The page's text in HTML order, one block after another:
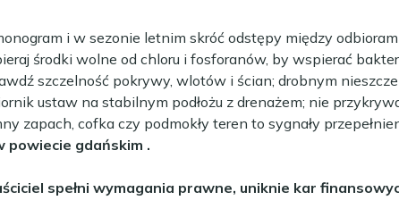
i w sezonie letnim skróć odstępy między
środki wolne od chloru i fosforanów, by wspierać
szczelność pokrywy, wlotów i ścian; drobnym
ustaw na stabilnym podłożu z drenażem; nie
zapach, cofka czy podmokły teren to sygnały
powiecie gdańskim .
spełni wymagania prawne, uniknie kar